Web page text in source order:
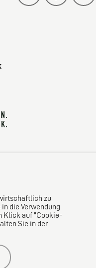
zu
die Verwendung
Klick auf "Cookie-
Sie in der